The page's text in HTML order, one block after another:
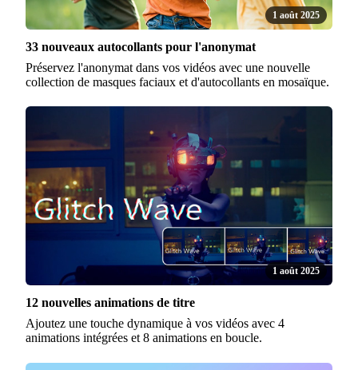
1 août 2025
33 nouveaux autocollants pour l'anonymat
Préservez l'anonymat dans vos vidéos avec une nouvelle
collection de masques faciaux et d'autocollants en mosaïque.
1 août 2025
12 nouvelles animations de titre
Ajoutez une touche dynamique à vos vidéos avec 4
animations intégrées et 8 animations en boucle.